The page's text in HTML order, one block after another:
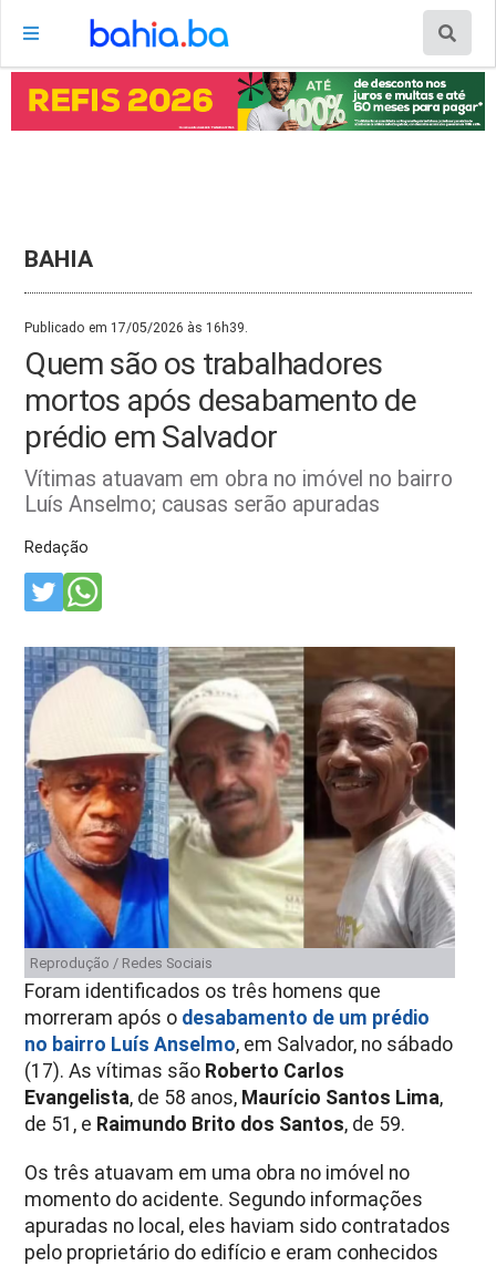
BAHIA
Publicado em 17/05/2026 às 16h39.
Quem são os trabalhadores
mortos após desabamento de
prédio em Salvador
Vítimas atuavam em obra no imóvel no bairro
Luís Anselmo; causas serão apuradas
Redação
Reprodução / Redes Sociais
Foram identificados os três homens que
morreram após o desabamento de um prédio
no bairro Luís Anselmo, em Salvador, no sábado
(17). As vítimas são Roberto Carlos
Evangelista, de 58 anos, Maurício Santos Lima,
de 51, e Raimundo Brito dos Santos, de 59.
Os três atuavam em uma obra no imóvel no
momento do acidente. Segundo informações
apuradas no local, eles haviam sido contratados
pelo proprietário do edifício e eram conhecidos